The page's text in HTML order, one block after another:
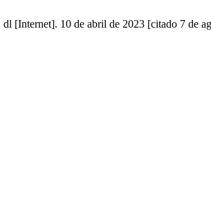
[Internet]. 10 de abril de 2023 [citado 7 de